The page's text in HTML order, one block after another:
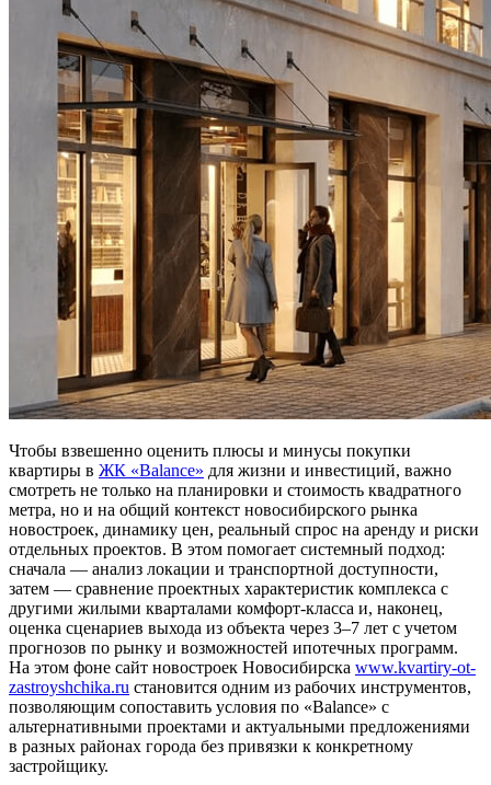
Чтобы взвешенно оценить плюсы и минусы покупки
квартиры в ЖК «Balance» для жизни и инвестиций, важно
смотреть не только на планировки и стоимость квадратного
метра, но и на общий контекст новосибирского рынка
новостроек, динамику цен, реальный спрос на аренду и риски
отдельных проектов. В этом помогает системный подход:
сначала — анализ локации и транспортной доступности,
затем — сравнение проектных характеристик комплекса с
другими жилыми кварталами комфорт-класса и, наконец,
оценка сценариев выхода из объекта через 3–7 лет с учетом
прогнозов по рынку и возможностей ипотечных программ.
На этом фоне сайт новостроек Новосибирска www.kvartiry-ot-
zastroyshchika.ru становится одним из рабочих инструментов,
позволяющим сопоставить условия по «Balance» с
альтернативными проектами и актуальными предложениями
в разных районах города без привязки к конкретному
застройщику.